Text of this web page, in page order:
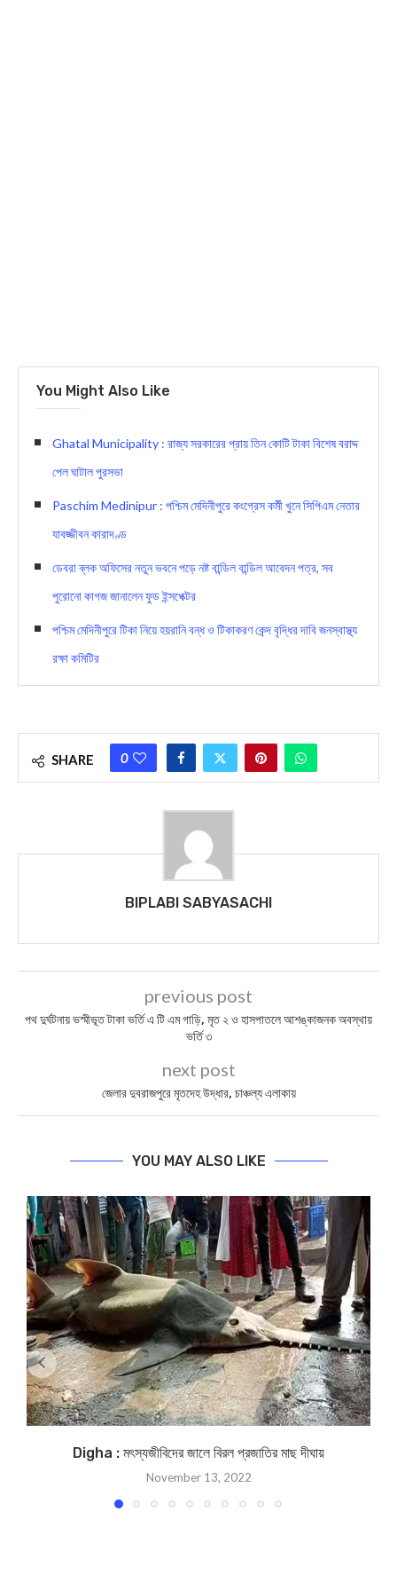
You Might Also Like
Ghatal Municipality : রাজ্য সরকারের প্রায় তিন কোটি টাকা বিশেষ বরাদ্দ
পেল ঘাটাল পুরসভা
Paschim Medinipur : পশ্চিম মেদিনীপুরে কংগ্রেস কর্মী খুনে সিপিএম নেতার
যাবজ্জীবন কারাদণ্ড
ডেবরা ব্লক অফিসের নতুন ভবনে পড়ে নষ্ট বান্ডিল বান্ডিল আবেদন পত্র, সব
পুরোনো কাগজ জানালেন ফুড ইন্সপেক্টর
পশ্চিম মেদিনীপুরে টিকা নিয়ে হয়রানি বন্ধ ও টিকাকরণ কেন্দ বৃদ্ধির দাবি জনস্বাস্থ্য
রক্ষা কমিটির
SHARE 0
BIPLABI SABYASACHI
previous post
পথ দুর্ঘটনায় ভস্মীভূত টাকা ভর্তি এ টি এম গাড়ি, মৃত ২ ও হাসপাতলে আশঙ্কাজনক অবস্থায়
ভর্তি ৩
next post
জেলার দুবরাজপুরে মৃতদেহ উদ্ধার, চাঞ্চল্য এলাকায়
YOU MAY ALSO LIKE
Digha : মৎস্যজীবিদের জালে বিরল প্রজাতির মাছ দীঘায়
November 13, 2022